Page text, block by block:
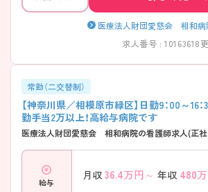
医療法人財団愛慈会 相和
求人番号 : 10163618
常勤（二交替制）
【神奈川県／相模原市緑区】日勤9：00～16
勤手当2万以上！高給与病院です
医療法人財団愛慈会 相和病院の看護師求人(正
給与
月収 36.4万円～ 年収 480